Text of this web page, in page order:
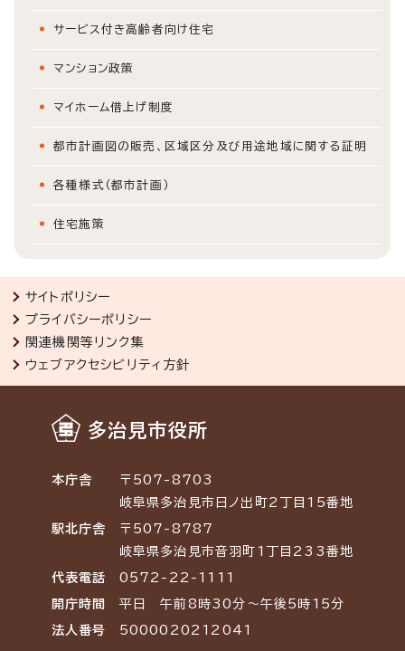
サービス付き高齢者向け住宅
マンション政策
マイホーム借上げ制度
都市計画図の販売、区域区分及び用途地域に関する証明
各種様式（都市計画）
住宅施策
サイトポリシー
プライバシーポリシー
関連機関等リンク集
ウェブアクセシビリティ方針
多治見市役所
本庁舎
〒507-8703
岐阜県多治見市日ノ出町2丁目15番地
駅北庁舎
〒507-8787
岐阜県多治見市音羽町1丁目233番地
代表電話 0572-22-1111
開庁時間 平日 午前8時30分～午後5時15分
法人番号 5000020212041